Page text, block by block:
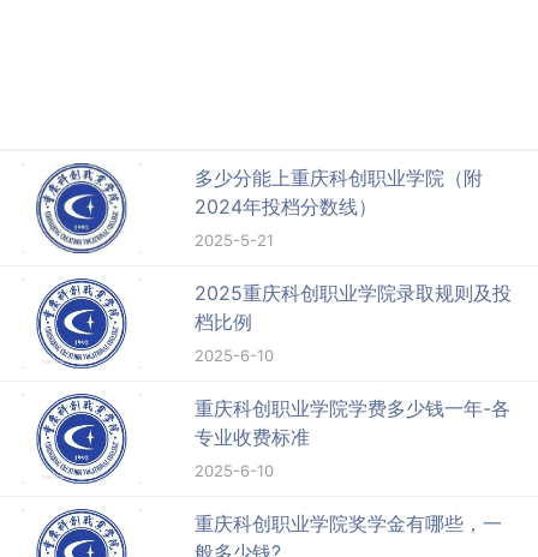
多少分能上重庆科创职业学院（附
2024年投档分数线）
2025-5-21
2025重庆科创职业学院录取规则及投
档比例
2025-6-10
重庆科创职业学院学费多少钱一年-各
专业收费标准
2025-6-10
重庆科创职业学院奖学金有哪些，一
般多少钱?